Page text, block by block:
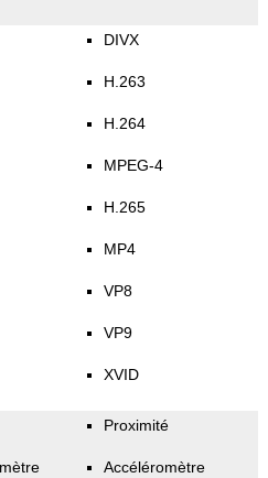
DIVX
H.263
H.264
MPEG-4
H.265
MP4
VP8
VP9
XVID
Proximité
Accéléromètre